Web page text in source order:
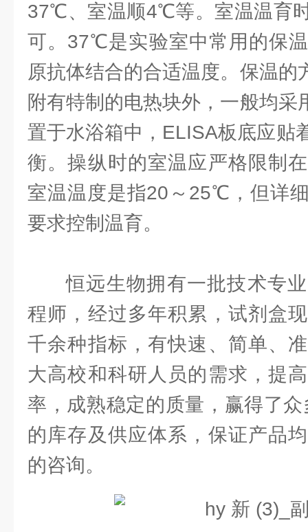
37℃、室温顺4℃等。室温温育
可。37℃是实验室中常用的保
原抗体结合的合适温度。保温的
附有特制的电热块外，一般均采
置于水浴箱中，ELISA板底应贴
衡。操纵时的室温应严格限制
室温温度是指20～25℃，但详
要求控制温育。
恒远生物拥有一批技术专
程师，经过多年积累，试剂盒
千余种指标，有快速、简单、
大高校和科研人员的需求，提
率，成熟稳定的质量，赢得了
的库存及供应体系，保证产品
的咨询。